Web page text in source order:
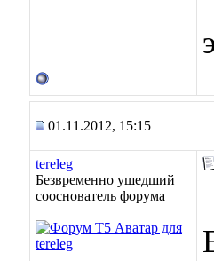
01.11.2012, 15:15
tereleg
Безвременно ушедший
сооснователь форума